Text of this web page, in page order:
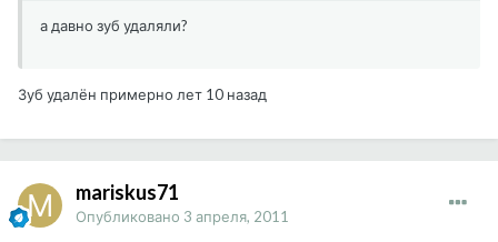
а давно зуб удаляли?
Зуб удалён примерно лет 10 назад
mariskus71
Опубликовано 3 апреля, 2011